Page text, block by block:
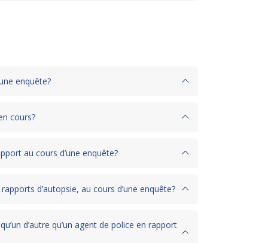
enquête?
cours?
au cours d’une enquête?
d’autopsie, au cours d’une enquête?
d’autre qu’un agent de police en rapport